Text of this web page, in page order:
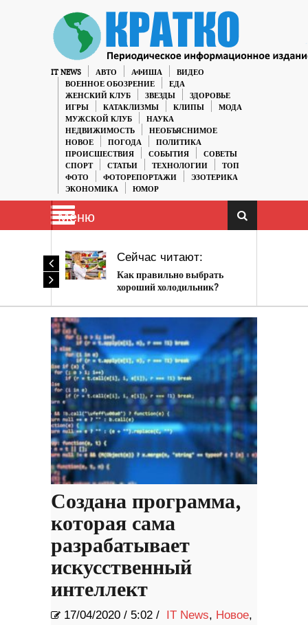
IT NEWS АВТО АФИША
ВИДЕО
ВОЕННОЕ ОБОЗРЕНИЕ
ЕДА
ЖЕНСКИЙ КЛУБ
ЗВЕЗДЫ
ЗДОРОВЬЕ
ИГРЫ
КАТАКЛИЗМЫ КЛИПЫ
МОДА
МУЖСКОЙ КЛУБ
НАУКА
НЕДВИЖИМОСТЬ
НЕОБЪЯСНИМОЕ
НОВОЕ
ПОГОДА
ПОЛИТИКА
ПРОИСШЕСТВИЯ
СОБЫТИЯ
СОВЕТЫ
СПОРТ
СТАТЬИ ТЕХНОЛОГИИ
ТОП
ФОТО
ФОТОРЕПОРТАЖИ
ЭЗОТЕРИКА
ЭКОНОМИКА
ЮМОР
Меню
Сейчас читают:
Как правильно выбрать
хороший холодильник?
Создана программа,
которая сама
разрабатывает
искусственный
интеллект
17/04/2020 / 5:02 / IT News, Новое,